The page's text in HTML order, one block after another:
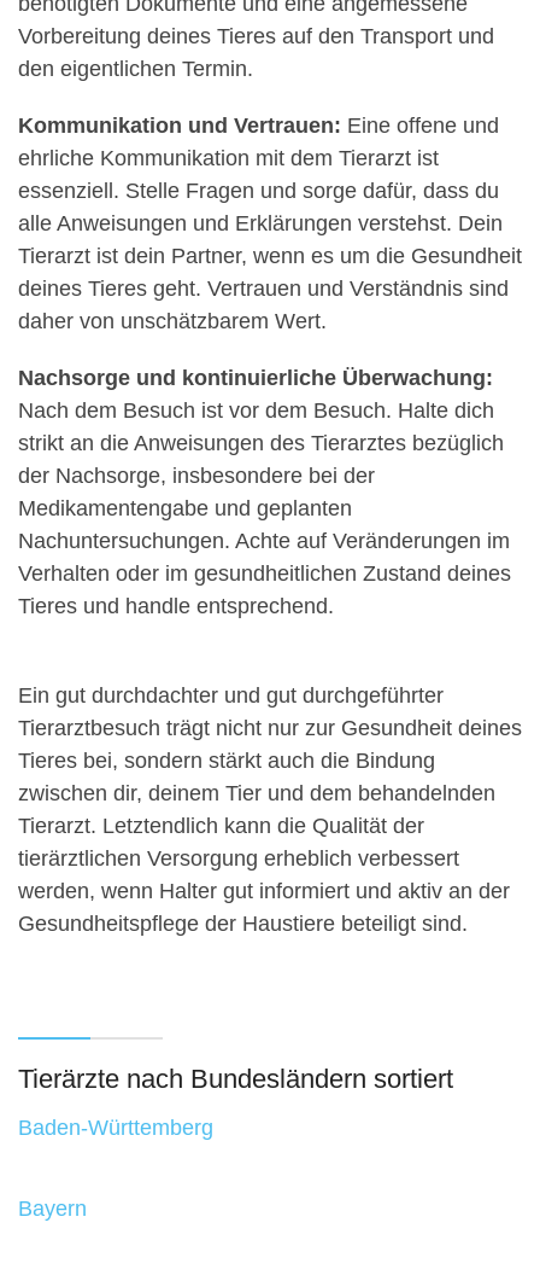
Vorbereitung deines Tieres auf den Transport und
den eigentlichen Termin.
Kommunikation und Vertrauen: Eine offene und
ehrliche Kommunikation mit dem Tierarzt ist
essenziell. Stelle Fragen und sorge dafür, dass du
alle Anweisungen und Erklärungen verstehst. Dein
Tierarzt ist dein Partner, wenn es um die Gesundheit
deines Tieres geht. Vertrauen und Verständnis sind
daher von unschätzbarem Wert.
Nachsorge und kontinuierliche Überwachung:
Nach dem Besuch ist vor dem Besuch. Halte dich
strikt an die Anweisungen des Tierarztes bezüglich
der Nachsorge, insbesondere bei der
Medikamentengabe und geplanten
Nachuntersuchungen. Achte auf Veränderungen im
Verhalten oder im gesundheitlichen Zustand deines
Tieres und handle entsprechend.
Ein gut durchdachter und gut durchgeführter
Tierarztbesuch trägt nicht nur zur Gesundheit deines
Tieres bei, sondern stärkt auch die Bindung
zwischen dir, deinem Tier und dem behandelnden
Tierarzt. Letztendlich kann die Qualität der
tierärztlichen Versorgung erheblich verbessert
werden, wenn Halter gut informiert und aktiv an der
Gesundheitspflege der Haustiere beteiligt sind.
Tierärzte nach Bundesländern sortiert
Baden-Württemberg
Bayern